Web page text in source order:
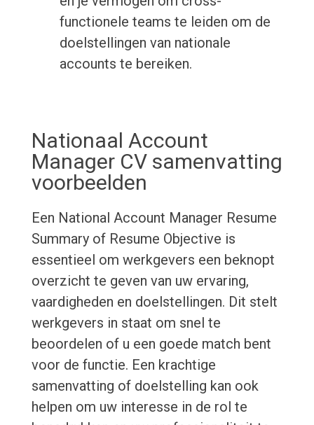
functionele teams te leiden om de
doelstellingen van nationale
accounts te bereiken.
Nationaal Account
Manager CV samenvatting
voorbeelden
Een National Account Manager Resume
Summary of Resume Objective is
essentieel om werkgevers een beknopt
overzicht te geven van uw ervaring,
vaardigheden en doelstellingen. Dit stelt
werkgevers in staat om snel te
beoordelen of u een goede match bent
voor de functie. Een krachtige
samenvatting of doelstelling kan ook
helpen om uw interesse in de rol te